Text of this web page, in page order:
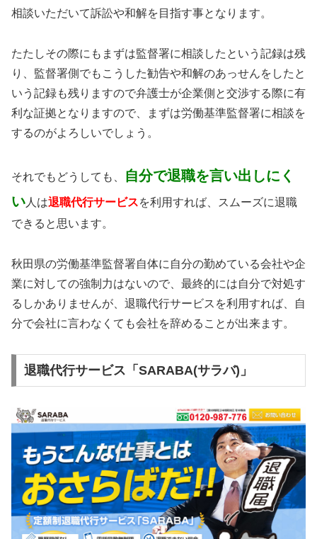
相談いただいて訴訟や和解を目指す事となります。
たたしその際にもまずは監督署に相談したという記録は残
り、監督署側でもこうした勧告や和解のあっせんをしたと
いう記録も残りますので弁護士が企業側と交渉する際に有
利な証拠となりますので、まずは労働基準監督署に相談を
するのがよろしいでしょう。
それでもどうしても、
自分で退職を言い出しにく
い 人は退職代行サービスを利用すれば、スムーズに退職
できると思います。
秋田県の労働基準監督署自体に自分の勤めている会社や企
業に対しての強制力はないので、最終的には自分で対処す
るしかありませんが、退職代行サービスを利用すれば、自
分で会社に言わなくても会社を辞めることが出来ます。
退職代行サービス「SARABA(サラバ)」